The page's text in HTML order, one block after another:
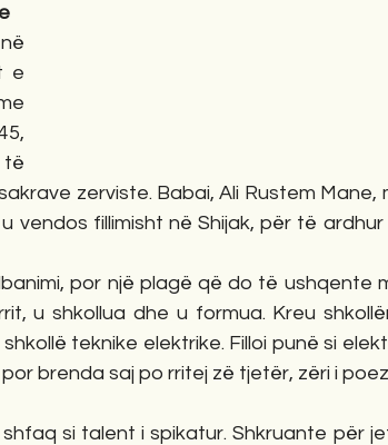
e
të
zerviste. Babai, Ali Rustem Mane,
vendos fillimisht në Shijak, për të ardhur
por një plagë që do të ushqente
u shkollua dhe u formua. Kreu
teknike elektrike. Filloi punë si
brenda saj po rritej zë tjetër, zëri i
si talent i spikatur. Shkruante për